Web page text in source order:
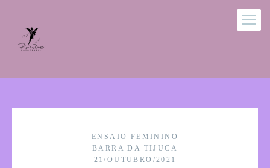
ENSAIO FEMININO
BARRA DA TIJUCA
21/OUTUBRO/2021